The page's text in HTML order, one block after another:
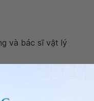
và bác sĩ vật lý
máy tính, bao
đồng ý với cuộc